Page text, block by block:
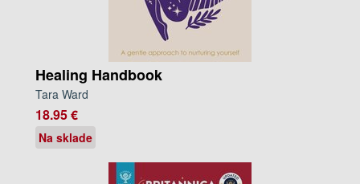
Healing Handbook
Tara Ward
18.95 €
Na sklade